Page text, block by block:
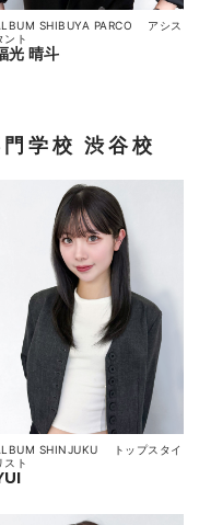
光 晴斗
SHIBUYA PARCO
アシス
ント
学校 渋谷校
SHINJUKU
トップスタイ
スト